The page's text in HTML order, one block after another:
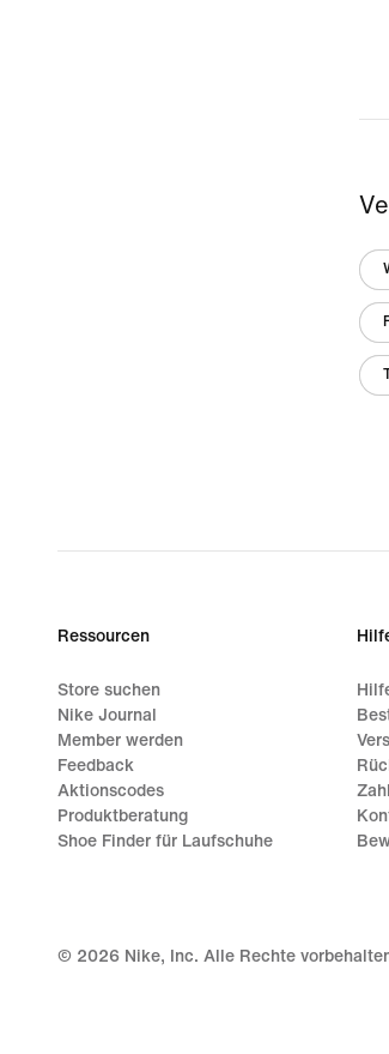
Ressourcen
Store suchen
Nike Journal
Member werden
Feedback
Aktionscodes
Produktberatung
Shoe Finder für Laufschuhe
© 2026 Nike, Inc. Alle Rechte